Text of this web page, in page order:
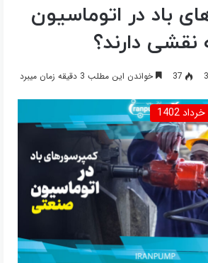
باد در اتوماسیون
دارند؟
3
37 خواندن این مطلب 3 دقیقه زمان میبرد